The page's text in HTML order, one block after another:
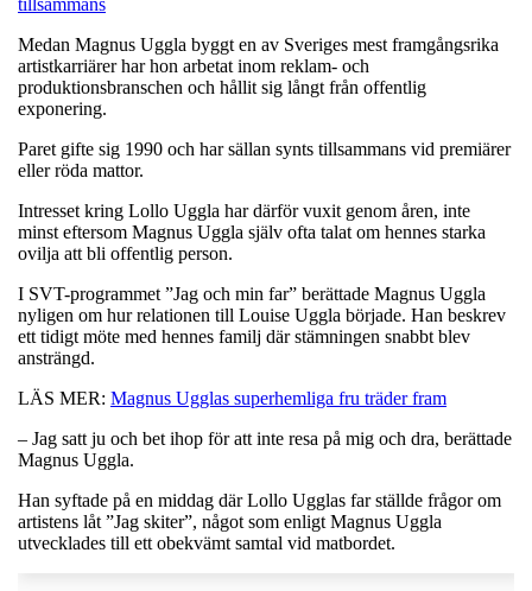
Medan Magnus Uggla byggt en av Sveriges mest framgångsrika
artistkarriärer har hon arbetat inom reklam- och
produktionsbranschen och hållit sig långt från offentlig
exponering.
Paret gifte sig 1990 och har sällan synts tillsammans vid premiärer
eller röda mattor.
Intresset kring Lollo Uggla har därför vuxit genom åren, inte
minst eftersom Magnus Uggla själv ofta talat om hennes starka
ovilja att bli offentlig person.
I SVT-programmet ”Jag och min far” berättade Magnus Uggla
nyligen om hur relationen till Louise Uggla började. Han beskrev
ett tidigt möte med hennes familj där stämningen snabbt blev
ansträngd.
LÄS MER: Magnus Ugglas superhemliga fru träder fram
– Jag satt ju och bet ihop för att inte resa på mig och dra, berättade
Magnus Uggla.
Han syftade på en middag där Lollo Ugglas far ställde frågor om
artistens låt ”Jag skiter”, något som enligt Magnus Uggla
utvecklades till ett obekvämt samtal vid matbordet.